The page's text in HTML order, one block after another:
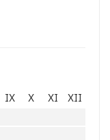
IX X XI XII